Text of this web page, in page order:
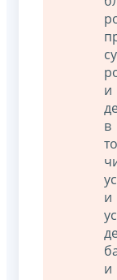
и
в
и
и